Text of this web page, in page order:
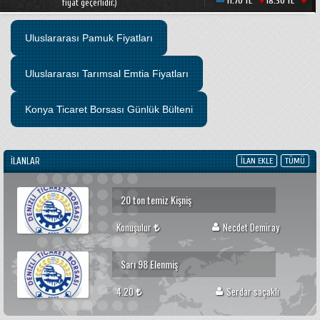
fiyat geçerlidir.)
Uluslararası Pamuk Fiyatları
Uluslararası Tarımsal Emtia Fiyatları
Konya Ticaret Borsası Günlük Bülteni
İLANLAR TÜMÜ
İLAN EKLE
11500 tl kg Yavuz korucu
susam 350 -400 kilo yeni mahsül
20
Azkan Nohut
5000 Ahmet Evren
20 ton temiz Kişniş
Konuşulur Necdet Demiray
Sarı 98 Elenmiş
4.20 Serdar saçaklı